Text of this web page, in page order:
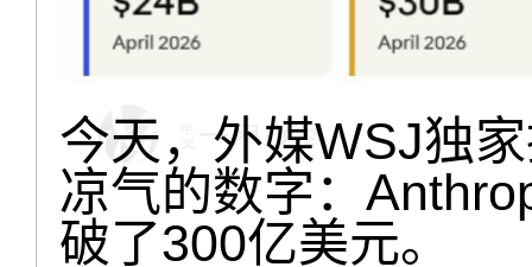
今天，外媒WSJ独
凉气的数字：
破了300亿美元。